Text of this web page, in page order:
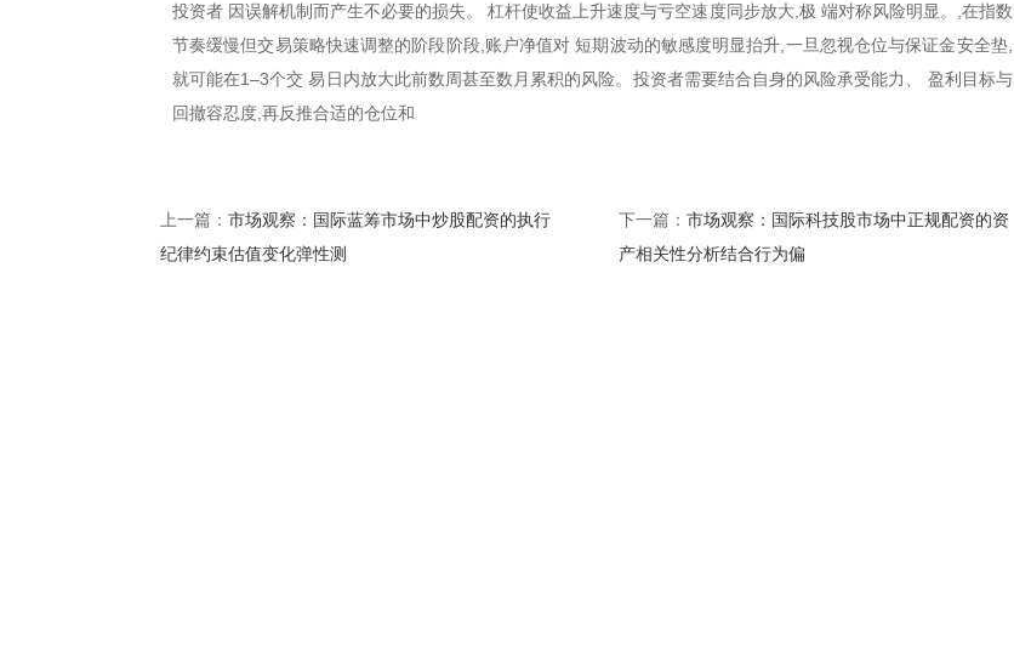
投资者 因误解机制而产生不必要的损失。 杠杆使收益上升速度与亏空速度同步放大,极 端对称风险明显。,在指数
节奏缓慢但交易策略快速调整的阶段阶段,账户净值对 短期波动的敏感度明显抬升,一旦忽视仓位与保证金安全垫,
就可能在1–3个交 易日内放大此前数周甚至数月累积的风险。投资者需要结合自身的风险承受能力、 盈利目标与
回撤容忍度,再反推合适的仓位和
上一篇： 市场观察：国际蓝筹市场中炒股配资的执行
纪律约束估值变化弹性测
下一篇： 市场观察：国际科技股市场中正规配资的资
产相关性分析结合行为偏